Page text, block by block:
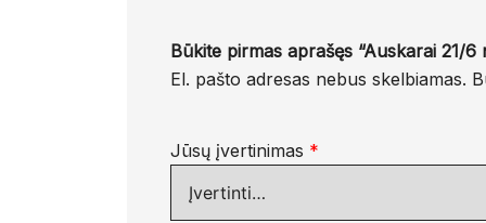
Būkite pirmas aprašęs “Auskarai 21/6
El. pašto adresas nebus skelbiamas.
Jūsų įvertinimas *